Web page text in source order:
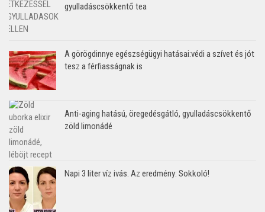
gyulladáscsökkentő tea
A görögdinnye egészségügyi hatásai:védi a szívet és jót
tesz a férfiasságnak is
Anti-aging hatású, öregedésgátló, gyulladáscsökkentő
zöld limonádé
Napi 3 liter víz ivás. Az eredmény: Sokkoló!